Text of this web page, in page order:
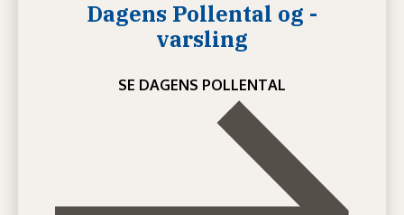
Dagens Pollental og -
varsling
SE DAGENS POLLENTAL